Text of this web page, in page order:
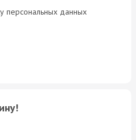
персональных данных